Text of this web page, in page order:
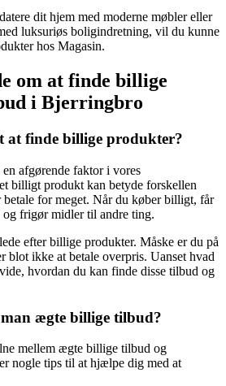
dit hjem med moderne møbler eller
luksuriøs boligindretning, vil du kunne
hos Magasin.
om at finde billige
i Bjerringbro
at finde billige produkter?
afgørende faktor i vores
billigt produkt kan betyde forskellen
betale for meget. Når du køber billigt, får
frigør midler til andre ting.
efter billige produkter. Måske er du på
blot ikke at betale overpris. Uanset hvad
hvordan du kan finde disse tilbud og
ægte billige tilbud?
mellem ægte billige tilbud og
nogle tips til at hjælpe dig med at